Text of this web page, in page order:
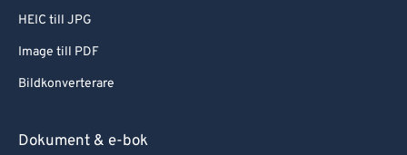
HEIC till JPG
Image till PDF
Bildkonverterare
Dokument & e-bok